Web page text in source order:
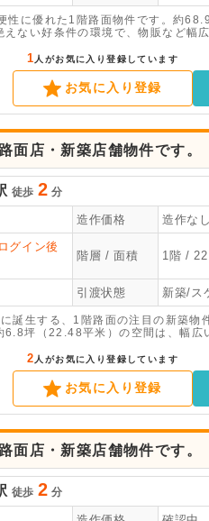
性に優れた1階路面物件です。約
ない好条件の環境で、物販など幅
1 人がお気に入り登録しています
お気に入り登録
面店・新築店舗物件です。
徒歩 2 分
造作価格 造作なし
グイン後
階層 / 面積 1階 /
引渡状態 新築/ス
誕生する、1階路面の注目の新築物
坪（22.48平米）の空間は、幅広
2 人がお気に入り登録しています
お気に入り登録
面店・新築店舗物件です。
徒歩 2 分